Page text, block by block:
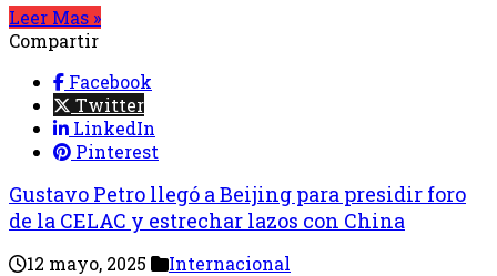
Leer Mas »
Compartir
Facebook
Twitter
LinkedIn
Pinterest
Gustavo Petro llegó a Beijing para presidir foro
de la CELAC y estrechar lazos con China
12 mayo, 2025 Internacional